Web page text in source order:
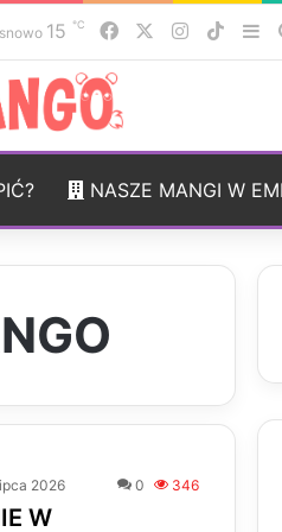
15 ℃ Facebook Instagram
NASZE MANGI W
2026 0 346
W